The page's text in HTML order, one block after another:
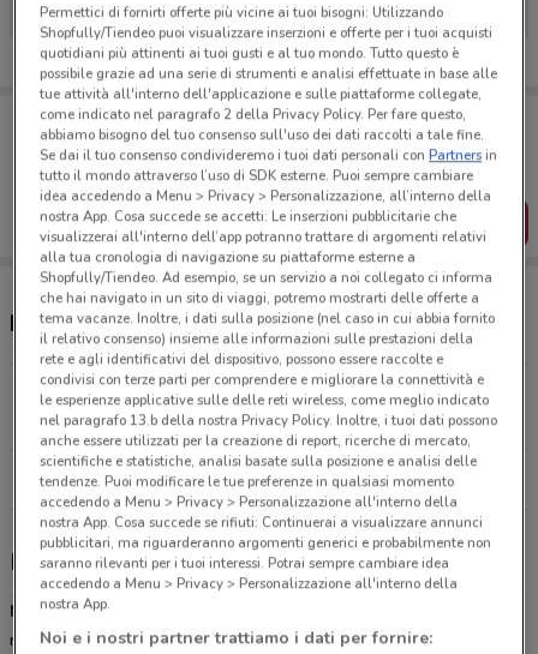
Porta DoveConviene sempre con te!
Puoi trovare le migliori offerte dei negozi vicino a te,
salvarle e creare la tua lista del risparmio, comodamente
dal tuo cellulare.
SCARICA L’APP
Negozi Materassi & Materassi a Borgomanero
Via Ristori, 20 Gallarate
27.4 km
CHIUSO
Tutti i negozi Materassi & Materassi
Materassi & Materassi, offerte e negozi
Materassi & Materassi
riposo, dove potrai trovare tantissime soluzioni e risposte alle
Permettici di fornirti offerte più vicine ai tuoi bisogni: Utilizzando
Shopfully/Tiendeo puoi visualizzare inserzioni e offerte per i tuoi acquisti
quotidiani più attinenti ai tuoi gusti e al tuo mondo. Tutto questo è
possibile grazie ad una serie di strumenti e analisi effettuate in base alle
tue attività all'interno dell'applicazione e sulle piattaforme collegate,
come indicato nel paragrafo 2 della Privacy Policy. Per fare questo,
abbiamo bisogno del tuo consenso sull'uso dei dati raccolti a tale fine.
Se dai il tuo consenso condivideremo i tuoi dati personali conPartnersin
tutto il mondo attraverso l’uso di SDK esterne. Puoi sempre cambiare
idea accedendo a Menu > Privacy > Personalizzazione, all’interno della
nostra App. Cosa succede se accetti: Le inserzioni pubblicitarie che
visualizzerai all'interno dell’app potranno trattare di argomenti relativi
alla tua cronologia di navigazione su piattaforme esterne a
Shopfully/Tiendeo. Ad esempio, se un servizio a noi collegato ci informa
che hai navigato in un sito di viaggi, potremo mostrarti delle offerte a
tema vacanze. Inoltre, i dati sulla posizione (nel caso in cui abbia fornito
il relativo consenso) insieme alle informazioni sulle prestazioni della
rete e agli identificativi del dispositivo, possono essere raccolte e
condivisi con terze parti per comprendere e migliorare la connettività e
le esperienze applicative sulle delle reti wireless, come meglio indicato
nel paragrafo 13.b della nostra Privacy Policy. Inoltre, i tuoi dati possono
anche essere utilizzati per la creazione di report, ricerche di mercato,
scientifiche e statistiche, analisi basate sulla posizione e analisi delle
tendenze. Puoi modificare le tue preferenze in qualsiasi momento
accedendo a Menu > Privacy > Personalizzazione all'interno della
nostra App. Cosa succede se rifiuti: Continuerai a visualizzare annunci
pubblicitari, ma riguarderanno argomenti generici e probabilmente non
saranno rilevanti per i tuoi interessi. Potrai sempre cambiare idea
accedendo a Menu > Privacy > Personalizzazione all'interno della
nostra App.
Noi e i nostri partner trattiamo i dati per fornire: